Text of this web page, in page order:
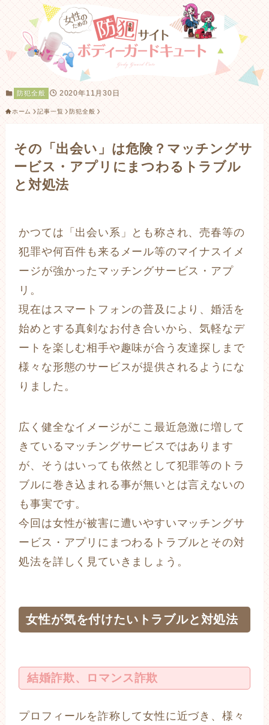
防犯全般 2020年11月30日
ホーム 記事一覧 防犯全般
その「出会い」は危険？マッチングサ
ービス・アプリにまつわるトラブル
と対処法
かつては「出会い系」とも称され、売春等の
犯罪や何百件も来るメール等のマイナスイメ
ージが強かったマッチングサービス・アプ
リ。
現在はスマートフォンの普及により、婚活を
始めとする真剣なお付き合いから、気軽なデ
ートを楽しむ相手や趣味が合う友達探しまで
様々な形態のサービスが提供されるようにな
りました。
広く健全なイメージがここ最近急激に増して
きているマッチングサービスではあります
が、そうはいっても依然として犯罪等のトラ
ブルに巻き込まれる事が無いとは言えないの
も事実です。
今回は女性が被害に遭いやすいマッチングサ
ービス・アプリにまつわるトラブルとその対
処法を詳しく見ていきましょう。
女性が気を付けたいトラブルと対処法
結婚詐欺、ロマンス詐欺
プロフィールを詐称して女性に近づき、様々